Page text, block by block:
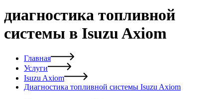
диагностика топливной
системы в Isuzu Axiom
Главная
Услуги
Isuzu Axiom
Диагностика топливной системы Isuzu Axiom